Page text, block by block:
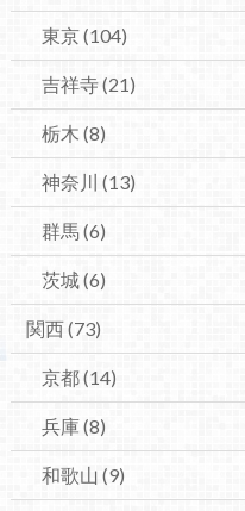
東京(104)
吉祥寺(21)
栃木 (8)
神奈川 (13)
群馬(6)
茨城(6)
関西(73)
京都(14)
兵庫(8)
和歌山 (9)